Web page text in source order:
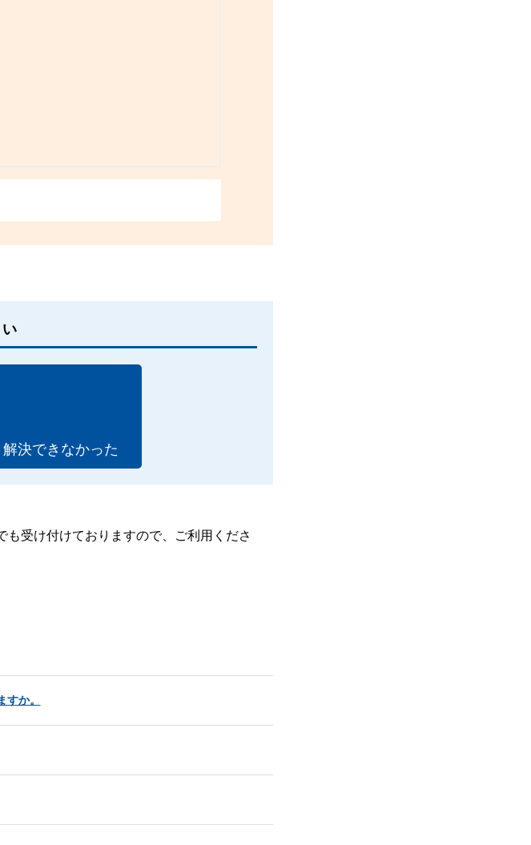
解決できなかった
も受け付けておりますので、ご利用くださ
か。